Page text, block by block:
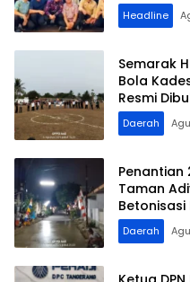
Headline
Semarak
Bola
Resmi
FC Family
Daerah
Penantian
Taman
Betonisasi
Daerah